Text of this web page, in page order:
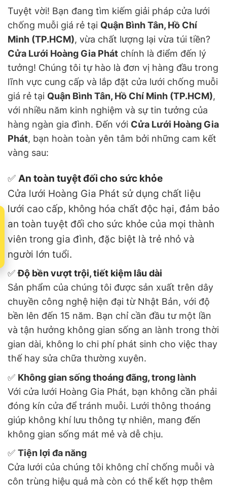
Tuyệt vời! Bạn đang tìm kiếm giải pháp cửa lưới
chống muỗi giá rẻ tại Quận Bình Tân, Hồ Chí
Minh (TP.HCM), vừa chất lượng lại vừa túi tiền?
Cửa Lưới Hoàng Gia Phát chính là điểm đến lý
tưởng! Chúng tôi tự hào là đơn vị hàng đầu trong
lĩnh vực cung cấp và lắp đặt cửa lưới chống muỗi
giá rẻ tại Quận Bình Tân, Hồ Chí Minh (TP.HCM),
với nhiều năm kinh nghiệm và sự tin tưởng của
hàng ngàn gia đình. Đến với Cửa Lưới Hoàng Gia
Phát, bạn hoàn toàn yên tâm bởi những cam kết
vàng sau:
✅ An toàn tuyệt đối cho sức khỏe
Cửa lưới Hoàng Gia Phát sử dụng chất liệu
lưới cao cấp, không hóa chất độc hại, đảm bảo
an toàn tuyệt đối cho sức khỏe của mọi thành
viên trong gia đình, đặc biệt là trẻ nhỏ và
người lớn tuổi.
✅Độ bền vượt trội, tiết kiệm lâu dài
Sản phẩm của chúng tôi được sản xuất trên dây
chuyền công nghệ hiện đại từ Nhật Bản, với độ
bền lên đến 15 năm. Bạn chỉ cần đầu tư một lần
và tận hưởng không gian sống an lành trong thời
gian dài, không lo chi phí phát sinh cho việc thay
thế hay sửa chữa thường xuyên.
✅ Không gian sống thoáng đãng, trong lành
Với cửa lưới Hoàng Gia Phát, bạn không cần phải
đóng kín cửa để tránh muỗi. Lưới thông thoáng
giúp không khí lưu thông tự nhiên, mang đến
không gian sống mát mẻ và dễ chịu.
✅ Tiện lợi đa năng
Cửa lưới của chúng tôi không chỉ chống muỗi và
côn trùng hiệu quả mà còn có thể kết hợp thêm